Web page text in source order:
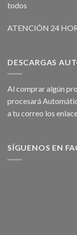
todos
ATENCIÓN 24
DESCARGAS
Al comprar algún
procesará
a tu correo los
SÍGUENOS EN